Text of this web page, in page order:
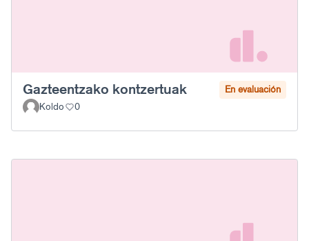
Gazteentzako kontzertuak
En evaluación
Koldo
0